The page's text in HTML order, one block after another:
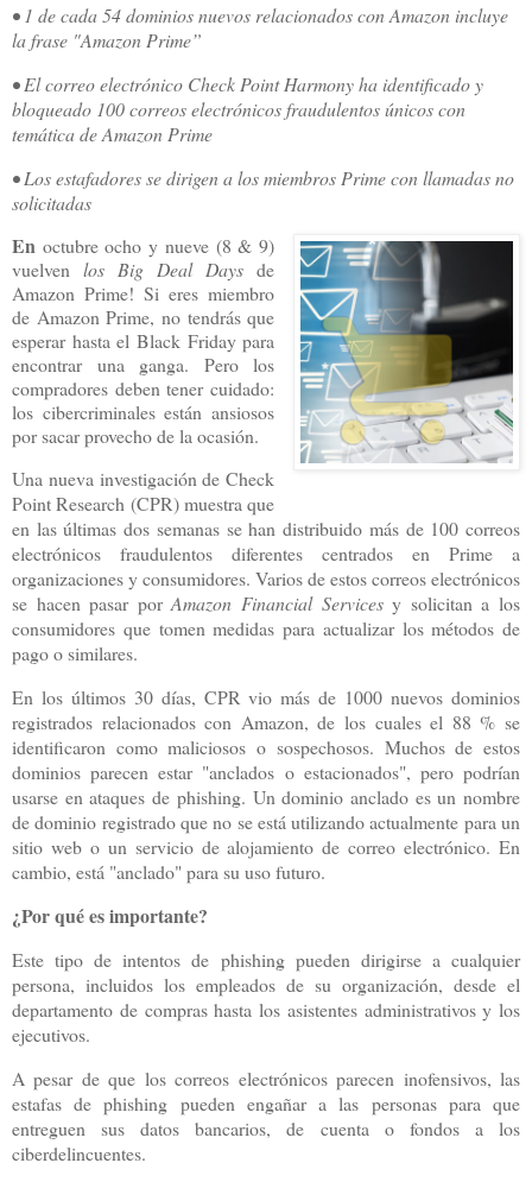
• 1 de cada 54 dominios nuevos relacionados con Amazon incluye
la frase "Amazon Prime”
• El correo electrónico Check Point Harmony ha identificado y
bloqueado 100 correos electrónicos fraudulentos únicos con
temática de Amazon Prime
• Los estafadores se dirigen a los miembros Prime con llamadas no
solicitadas
En octubre ocho y nueve (8 & 9)
vuelvenlos Big Deal Days de
Amazon Prime! Si eres miembro
de Amazon Prime, no tendrás que
esperar hasta el Black Friday para
encontrar una ganga. Pero los
compradores deben tener cuidado:
los cibercriminales están ansiosos
por sacar provecho de la ocasión.
Una nueva investigación de Check
Point Research (CPR) muestra que
en las últimas dos semanas se han distribuido más de 100 correos
electrónicos fraudulentos diferentes centrados en Prime a
organizaciones y consumidores. Varios de estos correos electrónicos
se hacen pasar porAmazon Financial Servicesy solicitan a los
consumidores que tomen medidas para actualizar los métodos de
pago o similares.
En los últimos 30 días, CPR vio más de 1000 nuevos dominios
registrados relacionados con Amazon, de los cuales el 88 % se
identificaron como maliciosos o sospechosos. Muchos de estos
dominios parecen estar "anclados o estacionados", pero podrían
usarse en ataques de phishing. Un dominio anclado es un nombre
de dominio registrado que no se está utilizando actualmente para un
sitio web o un servicio de alojamiento de correo electrónico. En
cambio, está "anclado" para su uso futuro.
¿Por qué es importante?
Este tipo de intentos de phishing pueden dirigirse a cualquier
persona, incluidos los empleados de su organización, desde el
departamento de compras hasta los asistentes administrativos y los
ejecutivos.
A pesar de que los correos electrónicos parecen inofensivos, las
estafas de phishing pueden engañar a las personas para que
entreguen sus datos bancarios, de cuenta o fondos a los
ciberdelincuentes.